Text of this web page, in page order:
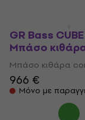
GR Bass
Μπάσο
Μπάσο κιθάρα
966 €
Μόνο με